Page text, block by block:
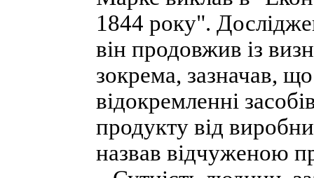
1844 року".
він продовжив із
зокрема, зазначав,
відокремленні
продукту від
назвав відчуженою